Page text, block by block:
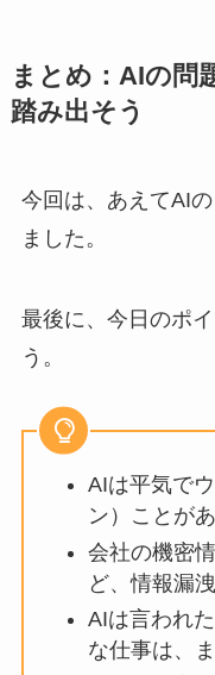
まとめ：AIの問
踏み出そう
今回は、あえてAI
ました。
最後に、今日のポ
う。
AIは平気で
ン）ことが
会社の機密
ど、情報漏
AIは言われ
な仕事は、